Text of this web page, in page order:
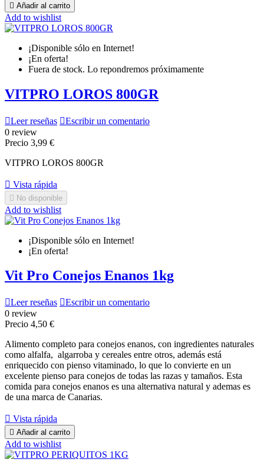
 Añadir al carrito
Add to wishlist
¡Disponible sólo en Internet!
¡En oferta!
Fuera de stock. Lo repondremos próximamente
VITPRO LOROS 800GR
Leer reseñas Escribir un comentario
0 review
Precio 3,99 €
VITPRO LOROS 800GR
 Vista rápida
 No disponible
Add to wishlist
¡Disponible sólo en Internet!
¡En oferta!
Vit Pro Conejos Enanos 1kg
Leer reseñas Escribir un comentario
0 review
Precio 4,50 €
Alimento completo para conejos enanos, con ingredientes naturales
como alfalfa, algarroba y cereales entre otros, además está
enriquecido con pienso vitaminado, lo que lo convierte en un
excelente pienso para conejos de todas las razas y tamaños. Esta
comida para conejos enanos es una alternativa natural y ademas es
de una marca de Canarias.
 Vista rápida
 Añadir al carrito
Add to wishlist